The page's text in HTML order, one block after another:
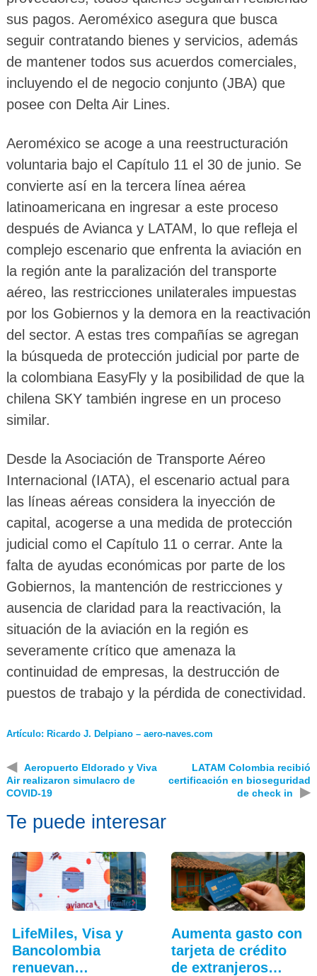
sus pagos. Aeroméxico asegura que busca
seguir contratando bienes y servicios, además
de mantener todos sus acuerdos comerciales,
incluyendo el de negocio conjunto (JBA) que
posee con Delta Air Lines.
Aeroméxico se acoge a una reestructuración
voluntaria bajo el Capítulo 11 el 30 de junio. Se
convierte así en la tercera línea aérea
latinoamericana en ingresar a este proceso
después de Avianca y LATAM, lo que refleja el
complejo escenario que enfrenta la aviación en
la región ante la paralización del transporte
aéreo, las restricciones unilaterales impuestas
por los Gobiernos y la demora en la reactivación
del sector. A estas tres compañías se agregan
la búsqueda de protección judicial por parte de
la colombiana EasyFly y la posibilidad de que la
chilena SKY también ingrese en un proceso
similar.
Desde la Asociación de Transporte Aéreo
Internacional (IATA), el escenario actual para
las líneas aéreas considera la inyección de
capital, acogerse a una medida de protección
judicial como el Capítulo 11 o cerrar. Ante la
falta de ayudas económicas por parte de los
Gobiernos, la mantención de restricciones y
ausencia de claridad para la reactivación, la
situación de la aviación en la región es
severamente crítico que amenaza la
continuidad de empresas, la destrucción de
puestos de trabajo y la pérdida de conectividad.
Artículo: Ricardo J. Delpiano – aero-naves.com
◀
Aeropuerto Eldorado y Viva
Air realizaron simulacro de
COVID-19
LATAM Colombia recibió
certificación en bioseguridad
de check in
▶
Te puede interesar
LifeMiles, Visa y
Bancolombia
renuevan
Aumenta gasto con
tarjeta de crédito
de extranjeros…